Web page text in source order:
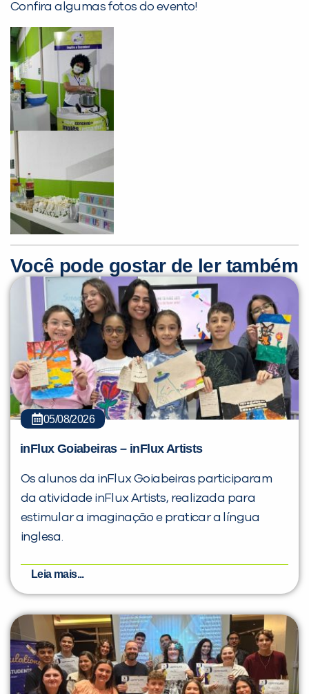
Confira algumas fotos do evento!
Você pode gostar de ler também
05/08/2026
inFlux Goiabeiras – inFlux Artists
Os alunos da inFlux Goiabeiras participaram
da atividade inFlux Artists, realizada para
estimular a imaginação e praticar a língua
inglesa.
Leia mais...
já vamos te colocar em contato
Você é aluno inFlux?
Sim
VOLTAR